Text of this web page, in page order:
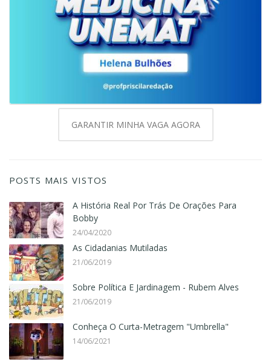
GARANTIR MINHA VAGA AGORA
POSTS MAIS VISTOS
A História Real Por Trás De Orações Para
Bobby
24/04/2020
As Cidadanias Mutiladas
21/06/2019
Sobre Política E Jardinagem - Rubem Alves
21/06/2019
Conheça O Curta-Metragem "Umbrella"
14/06/2021